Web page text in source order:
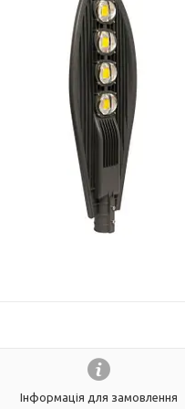
Інформація для замовлення